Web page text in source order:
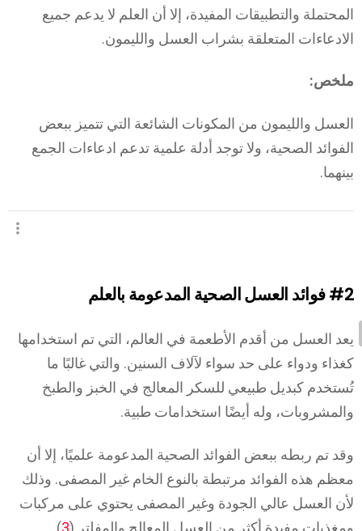
المحتملة والتطبيقات المفيدة، إلا أن العلم لا يدعم جميع
الادعاءات المتعلقة بشراب العسل والليمون.
ملخص:
العسل والليمون من المكونات الشائعة التي تتميز ببعض
الفوائد الصحية، ولا توجد أدلة علمية تدعم ادعاءات الجمع
بينهما.
#2فوائد العسل الصحية المدعومة بالعلم
يعد العسل من أقدم الأطعمة في العالم، التي تم استخدامها
كغذاء ودواء على حد سواء لآلاف السنين. والتي غالبًا ما
تُستخدم كبديل طبيعي للسكر المعالج في الخبز والطبخ
والمشروبات، وله أيضًا استخدامات طبية.
وقد تم ربطه ببعض الفوائد الصحية المدعومة علميًا، إلا أن
معظم هذه الفوائد مرتبطة بالنوع الخام غير المصفى. وذلك
لأن العسل عالي الجودة وغير المصفى يحتوي على مركبات
ومغذيات مفيدة أكثر من العسل المعالج والمفلتر (3
).